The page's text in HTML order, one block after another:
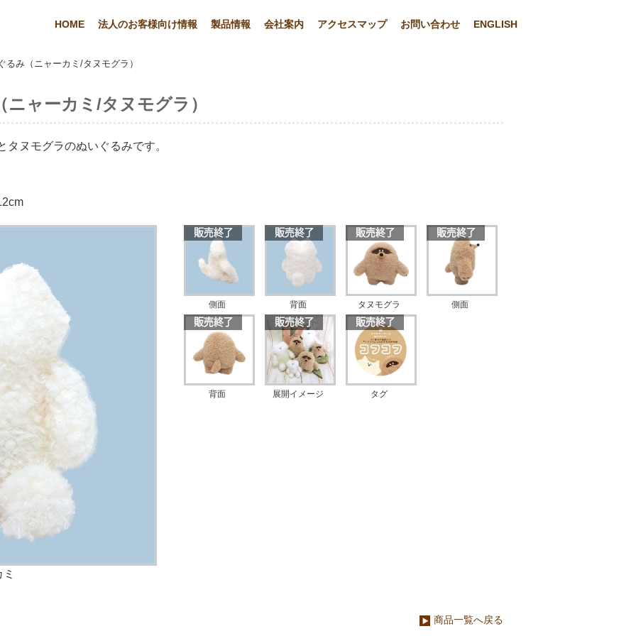
HOME 法人のお客様向け情報 製品情報 会社案内 アクセスマップ お問い合わせ ENGLISH
み（ニャーカミ/タヌモグラ）
ャーカミ/タヌモグラ）
ヌモグラのぬいぐるみです。
側面 背面 タヌモグラ 側面
背面 展開イメージ タグ
商品一覧へ戻る